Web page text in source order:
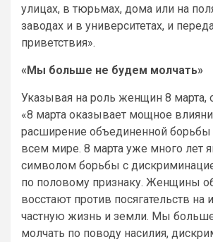
улицах, в тюрьмах, дома или на
заводах и в университетах, и
приветствия».
«Мы больше не будем молчать»
Указывая на роль женщин 8 марта,
«8 марта оказывает мощное
расширение объединенной
всем мире. 8 марта уже много лет
символом борьбы с
по половому признаку. Женщины
восстают против посягательств на
частную жизнь и земли. Мы
молчать по поводу насилия,